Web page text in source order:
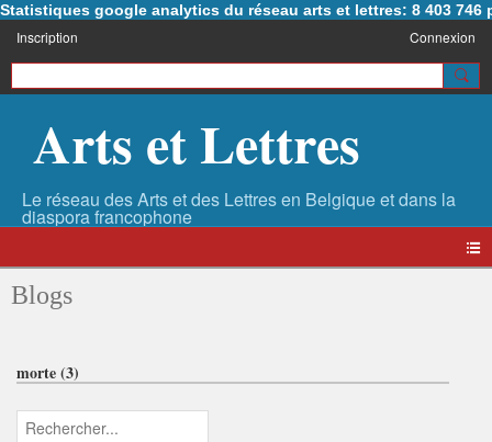
Statistiques google analytics du réseau arts et lettres: 8 403 746
Inscription Connexion
Arts et Lettres
Blogs
morte (3)